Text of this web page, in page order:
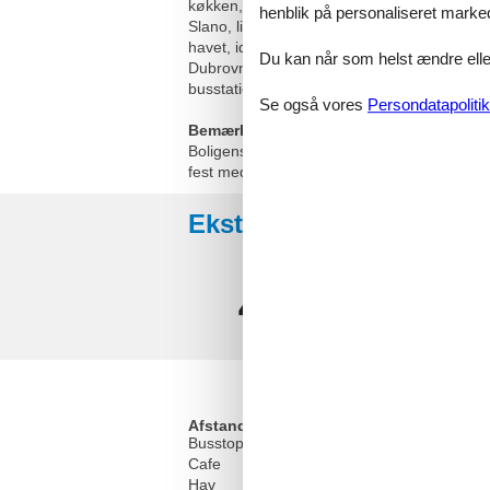
køkken, spiseplads og opholdsstue samt
Slano, lille landsby i det sydlige Kroatien
havet, idet de er tæt på turistcentret, men
Dubrovnik ligger i en afstand af 1 km.
busstation og færgehavn, der forbinder
Bemærk:
Boligens indretning kan afvige fra
fest med stort alkohol indtag i denne
Eksterne anmeldelser
4,8
Afstand
Busstop
Cafe
Hav
henblik på personaliseret
Du kan når som helst ændre
Se også vores Persondatapolitik